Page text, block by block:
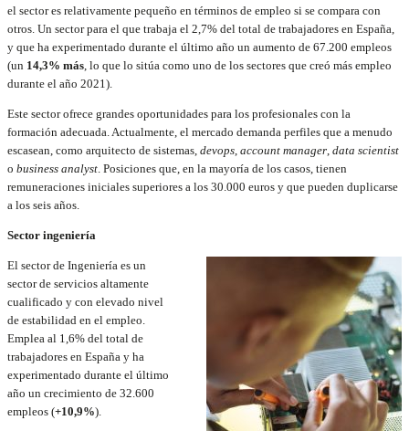
el sector es relativamente pequeño en términos de empleo si se compara con
otros. Un sector para el que trabaja el 2,7% del total de trabajadores en España,
y que ha experimentado durante el último año un aumento de 67.200 empleos
(un 14,3% más , lo que lo sitúa como uno de los sectores que creó más empleo
durante el año 2021).
Este sector ofrece grandes oportunidades para los profesionales con la
formación adecuada. Actualmente, el mercado demanda perfiles que a menudo
escasean, como arquitecto de sistemas, devops account manager data scientist
o business analyst . Posiciones que, en la mayoría de los casos, tienen
remuneraciones iniciales superiores a los 30.000 euros y que pueden duplicarse
a los seis años.
Sector ingeniería
El sector de Ingeniería es un
sector de servicios altamente
cualificado y con elevado nivel
de estabilidad en el empleo.
Emplea al 1,6% del total de
trabajadores en España y ha
experimentado durante el último
año un crecimiento de 32.600
empleos (+10,9%).